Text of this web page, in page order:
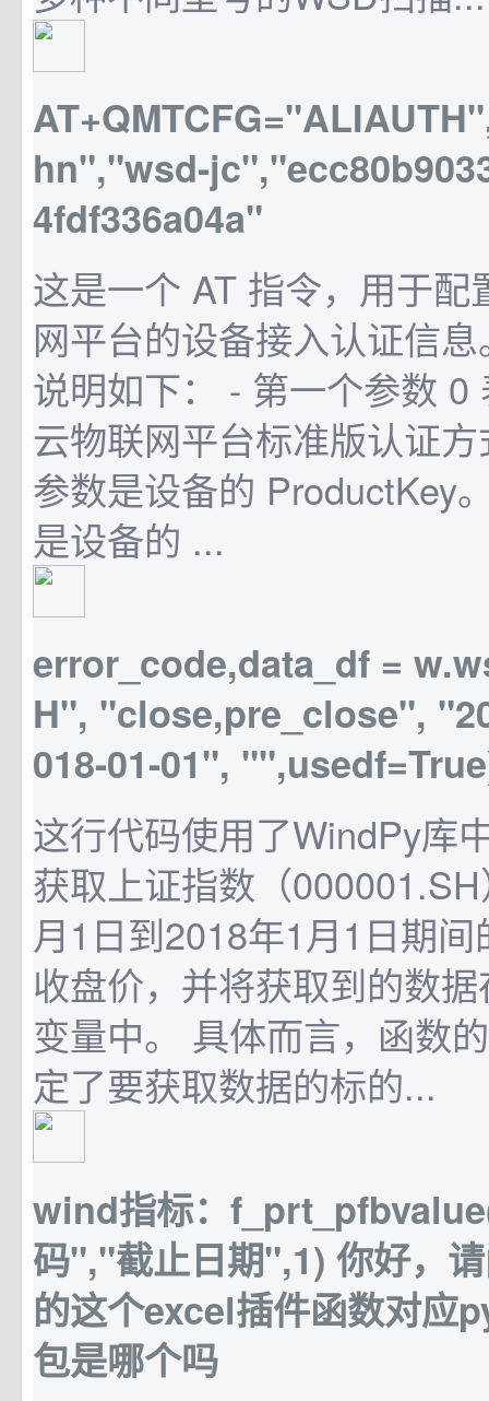
hn","wsd-
4fdf336a04a"
这是一个 AT 指令，用于配
网平台的设备接入认证信
说明如下： - 第一个参数 0
云物联网平台标准版认证
参数是设备的 ProductKey
是设备的 ...
error_code,data_df =
H", "close,pre_close",
018-01-01",
这行代码使用了WindPy库
获取上证指数（
月1日到2018年1月1日期
收盘价，并将获取到的数
变量中。 具体而言，函数
定了要获取数据的标的...
wind指标：
码","截止日期",1) 你好，
的这个excel插件函数对应
包是哪个吗